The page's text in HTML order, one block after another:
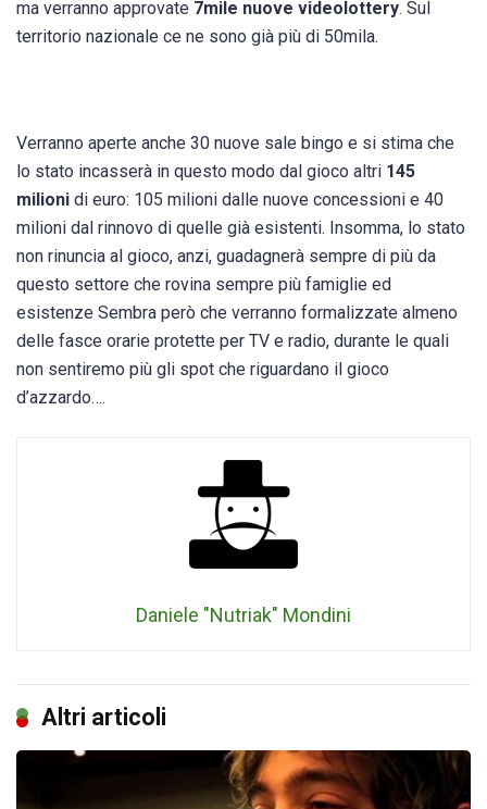
ma verranno approvate 7mile nuove videolottery. Sul
territorio nazionale ce ne sono già più di 50mila.
Verranno aperte anche 30 nuove sale bingo e si stima che
lo stato incasserà in questo modo dal gioco altri 145
milioni di euro: 105 milioni dalle nuove concessioni e 40
milioni dal rinnovo di quelle già esistenti. Insomma, lo stato
non rinuncia al gioco, anzi, guadagnerà sempre di più da
questo settore che rovina sempre più famiglie ed
esistenze Sembra però che verranno formalizzate almeno
delle fasce orarie protette per TV e radio, durante le quali
non sentiremo più gli spot che riguardano il gioco
d’azzardo….
Daniele "Nutriak" Mondini
Altri articoli